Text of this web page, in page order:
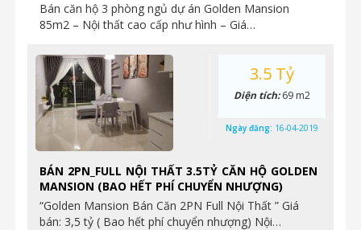
Bán căn hộ 3 phòng ngủ dự án Golden Mansion
85m2 – Nội thất cao cấp như hình – Giá…
BÁN 2PN_FULL NỘI THẤT 3.5TỶ CĂN HỘ GOLDEN
MANSION (BAO HẾT PHÍ CHUYỂN NHƯỢNG)
“Golden Mansion Bán Căn 2PN Full Nội Thất ” Giá
bán: 3,5 tỷ ( Bao hết phí chuyển nhượng) Nội…
3.5 Tỷ
Diện tích:69 m2
Ngày đăng: 16-04-2019